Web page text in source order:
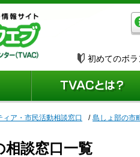
初めてのボラ
ィア・市民活動相談窓口 島しょ部の市
相談窓口一覧